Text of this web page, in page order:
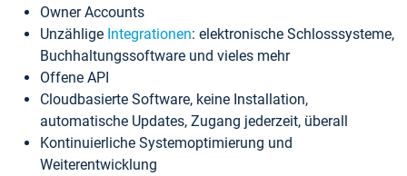
Owner Accounts
Unzählige Integrationen: elektronische Schlosssysteme,
Buchhaltungssoftware und vieles mehr
Offene API
Cloudbasierte Software, keine Installation,
automatische Updates, Zugang jederzeit, überall
Kontinuierliche Systemoptimierung und
Weiterentwicklung